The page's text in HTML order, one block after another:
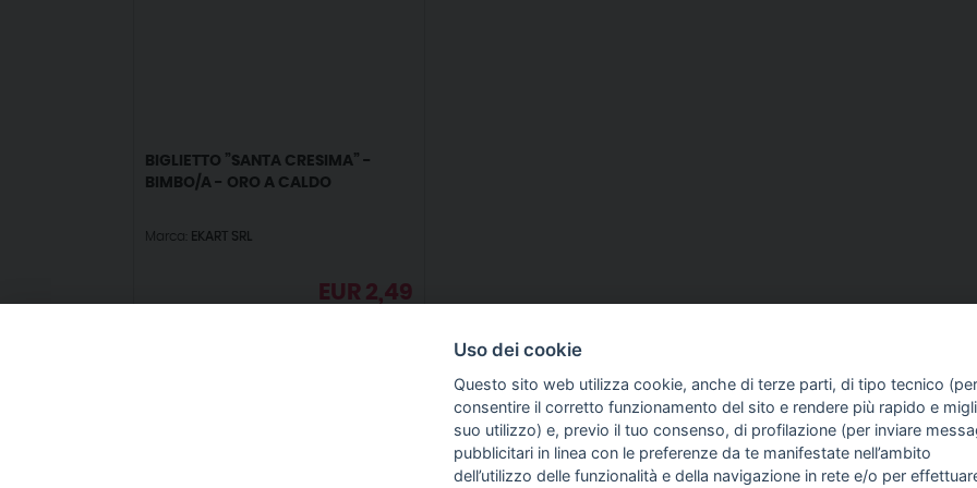
BIGLIETTO ”SANTA CRESIMA” -
BIMBO/A - ORO A CALDO
Marca: EKART SRL
EUR 2,49
INFO SULL'AZIENDA GUIDA AGLI ACQUISTI
Uso dei cookie
Questo sito web utilizza cookie, anche di terze parti, di tipo tecnico (per
consentire il corretto funzionamento del sito e rendere più rapido e
suo utilizzo) e, previo il tuo consenso, di profilazione (per inviare
pubblicitari in linea con le preferenze da te manifestate nell’ambito
dell’utilizzo delle funzionalità e della navigazione in rete e/o per